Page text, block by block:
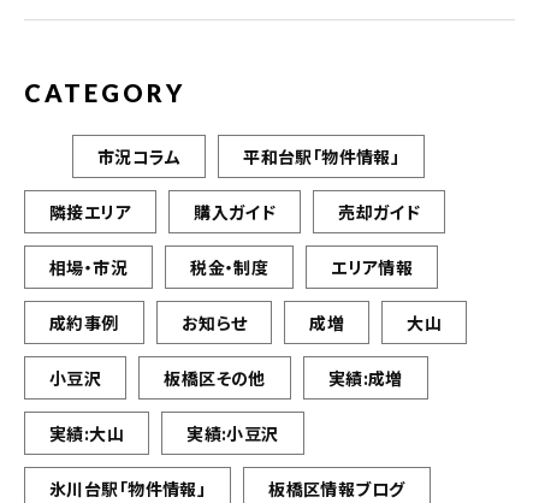
CATEGORY
市況コラム 平和台駅「物件情報」
隣接エリア 購入ガイド 売却ガイド
相場・市況 税金・制度 エリア情報
成約事例 お知らせ 成増 大山
小豆沢 板橋区その他 実績:成増
実績:大山 実績:小豆沢
氷川台駅「物件情報」 板橋区情報ブログ